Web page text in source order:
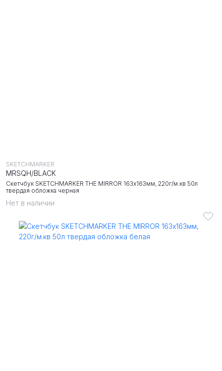
Нет в наличии
Скетчбук SKETCHMARKER THE MIRROR 163х163мм, 220г/м.кв 50л
твердая обложка черная
SKETCHMARKER
MRSQH/BLACK